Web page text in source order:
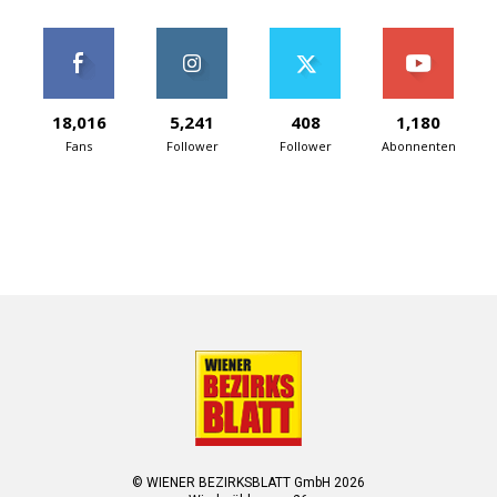
18,016
Fans
5,241
Follower
408
Follower
1,180
Abonnenten
© WIENER BEZIRKSBLATT GmbH 2026